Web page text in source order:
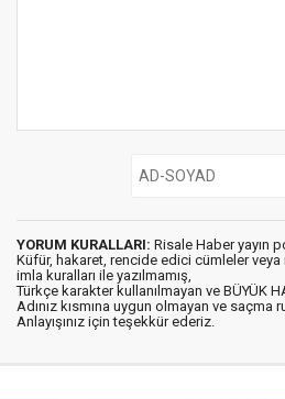
YORUM KURALLARI: Risale Haber yayın
Küfür, hakaret, rencide edici cümleler veya
imla kuralları ile yazılmamış,
Türkçe karakter kullanılmayan ve BÜYÜK
Adınız kısmına uygun olmayan ve saçma
Anlayışınız için teşekkür ederiz.